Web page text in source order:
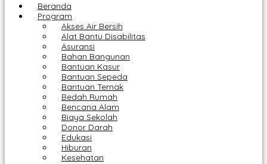
Beranda
Program
Akses Air Bersih
Alat Bantu Disabilitas
Asuransi
Bahan Bangunan
Bantuan Kasur
Bantuan Sepeda
Bantuan Ternak
Bedah Rumah
Bencana Alam
Biaya Sekolah
Donor Darah
Edukasi
Hiburan
Kesehatan